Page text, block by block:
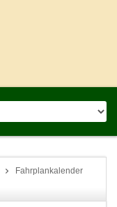
Fahrplankalender